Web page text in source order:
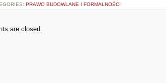
PRAWO BUDOWLANE I FORMALNOŚCI
are closed.